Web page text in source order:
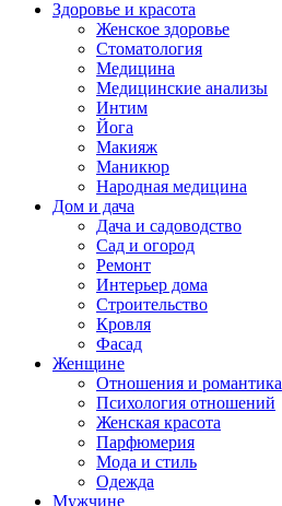
Здоровье и красота
Женское здоровье
Стоматология
Медицина
Медицинские анализы
Интим
Йога
Макияж
Маникюр
Народная медицина
Дом и дача
Дача и садоводство
Сад и огород
Ремонт
Интерьер дома
Строительство
Кровля
Фасад
Женщине
Отношения и романтика
Психология отношений
Женская красота
Парфюмерия
Мода и стиль
Одежда
Мужчине